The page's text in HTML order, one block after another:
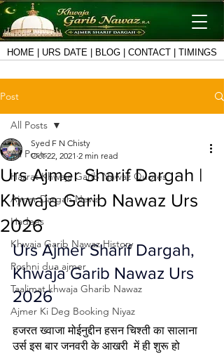
HOME URS DATE BLOG CONTACT TIMINGS
Post
All Posts
Hazrat Khwaja Garib Nawaz Quotes
Ajmer Dargah News
Hadees
Khwaja Garib Nawaz History
Roshni dua ajmer
Taalimat khwaja Gharib Nawaz
Ajmer Ki Deg Booking Niyaz
All Posts
Urs Ajmer Sharif Dargah |
Khwaja Garib Nawaz Urs
2026
Syed F N Chisty
Oct 22, 2021 2 min read
Urs Ajmer Sharif Dargah,
Khwaja Garib Nawaz Urs
2026
हजरत ख्वाजा मोईनुद्दीन हसन चिश्ती का सालाना
उर्स इस बार जनवरी के आखरी  में ही शुरू हो